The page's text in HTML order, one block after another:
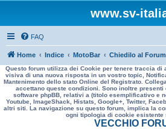
www.sv-
FAQ
Home Indice MotoBar Chiedilo al Forum
Questo forum utilizza dei Cookie per tenere traccia di
visiva di una nuova risposta in un vostro topic,
Mantenimento dello stato Online del Registrato.
accettano queste condizioni. Sono inoltre
software phpBB, relativi a (titolo esemplificativo e
Youtube, ImageShack, Histats, Google+, Twitter,
altri siti. La navigazione su questo forum, implica la
ogni tipologia di cookie esistente
VECCHIO